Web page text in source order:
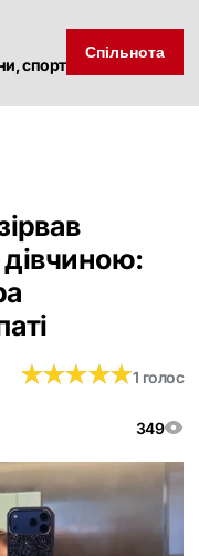
спорт
Спільнота
дівчиною:
349
★★★★★
★★★★★1 голос